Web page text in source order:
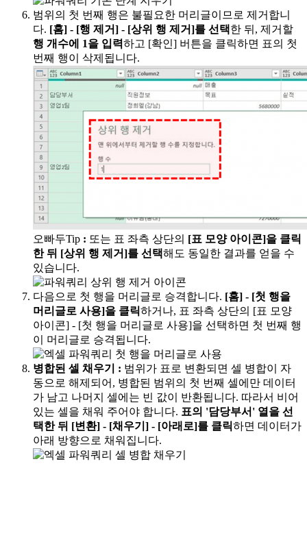
범위의 첫 번째 행은 불필요한 머리글이므로 제거합니
다. [홈] - [행 제거] - [상위 행 제거]를 선택한 뒤, 제거할
행 개수에 1을 입력하고 [확인] 버튼을 클릭하면 표의 첫
번째 행이 삭제됩니다.
오빠두Tip : 또는 표 좌측 상단의 [표 모양 아이콘]을 클릭
한 뒤 [상위 행 제거]를 선택해도 동일한 결과를 얻을 수
있습니다.
다음으로 첫 행을 머리글로 승격합니다. [홈] - [첫 행을
머리글로 사용]을 클릭하거나, 표 좌측 상단의 [표 모양
아이콘] - [첫 행을 머리글로 사용]을 선택하면 첫 번째 행
이 머리글로 승격됩니다.
병합된 셀 채우기 : 범위가 표로 변환되면 셀 병합이 자
동으로 해제되어, 병합된 범위의 첫 번째 셀에만 데이터
가 남고 나머지 셀에는 빈 값이 반환됩니다. 따라서 비어
있는 셀을 채워 주어야 합니다. 표의 '담당부서' 열을 선
택한 뒤 [변환] - [채우기] - [아래로]를 클릭하면 데이터가
아래 방향으로 채워집니다.